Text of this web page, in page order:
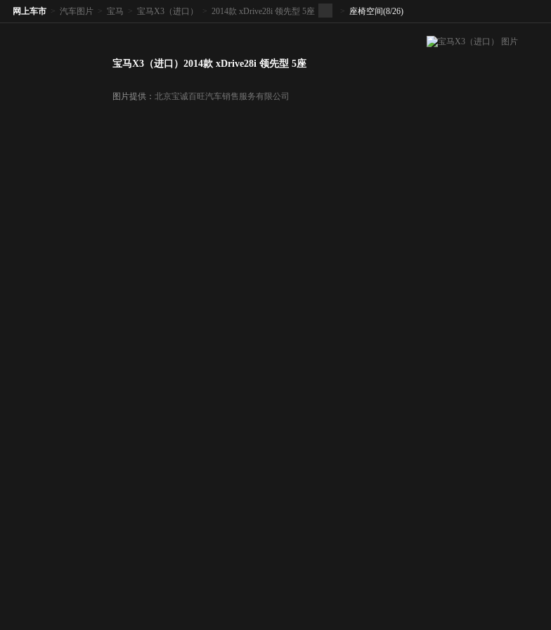
网上车市 > 汽车图片 > 宝马 > 宝马X3（进口） > 2014款 xDrive28i 领先型 5座 > 座椅空间(8/26)
宝马X3（进口）2014款 xDrive28i 领先型 5座
图片提供： 北京宝诚百旺汽车销售服务有限公司